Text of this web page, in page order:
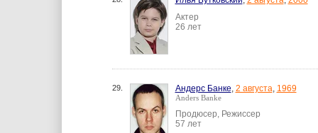
Актер
26 лет
29. Андерс Банке, 2 августа, 1969
Anders Banke
Продюсер, Режиссер
57 лет